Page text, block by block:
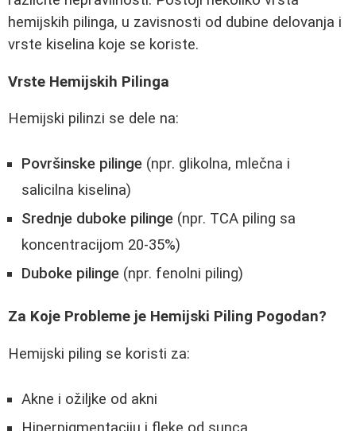
hemijskih pilinga, u zavisnosti od dubine delovanja i
vrste kiselina koje se koriste.
Vrste Hemijskih Pilinga
Hemijski pilinzi se dele na:
Površinske pilinge (npr. glikolna, mlečna i
salicilna kiselina)
Srednje duboke pilinge (npr. TCA piling sa
koncentracijom 20-35%)
Duboke pilinge (npr. fenolni piling)
Za Koje Probleme je Hemijski Piling Pogodan?
Hemijski piling se koristi za:
Akne i ožiljke od akni